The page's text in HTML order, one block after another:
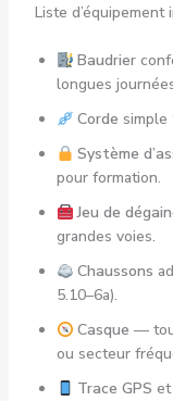
Liste d’équipement
Baudrier
longues
Corde simple
Système
pour formation.
Jeu de
grandes voies.
Chaussons
5.10–6a).
Casque —
ou secteur
Trace GPS